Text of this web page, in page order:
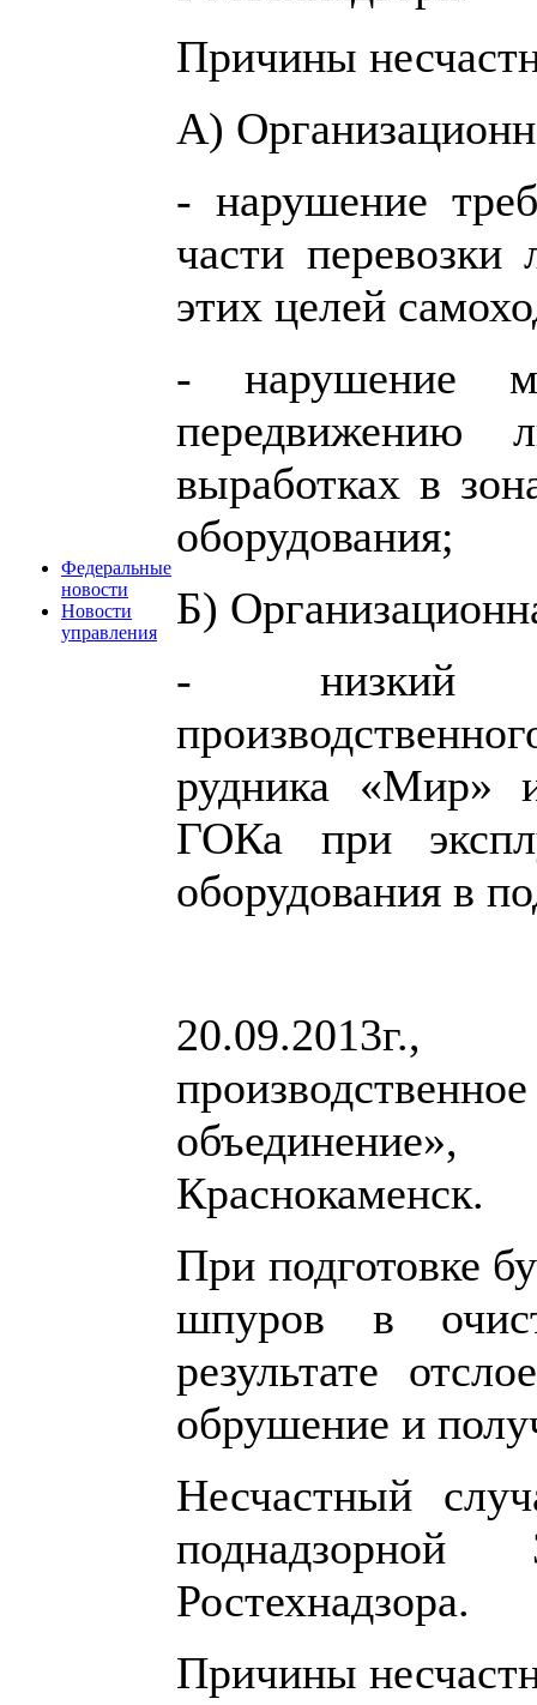
Федеральные
новости
Новости
управления
Причины
А)
- нарушение
части
этих целей
- нарушение
передвижению
выработках в
оборудования;
Б)
- низкий
рудника «Мир»
ГОКа при
оборудования в
Краснокаменск.
При подготовке
шпуров в
результате
обрушение и
Несчастный
поднадзорной
Ростехнадзора.
Причины